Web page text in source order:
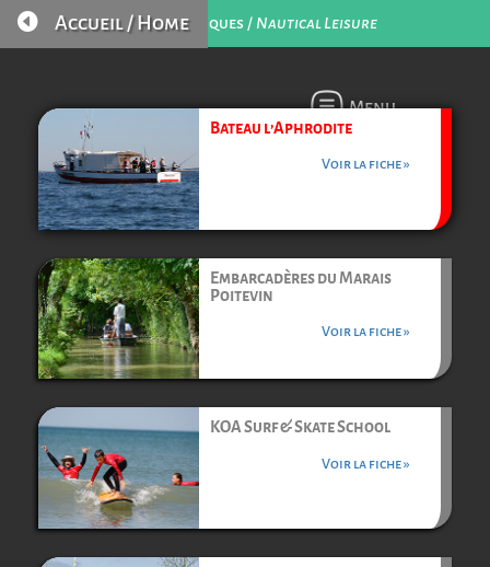
Loisirs Nautiques / Nautical Leisure
 Accueil / Home
Menu
Bateau l’Aphrodite
Voir la fiche »
Embarcadères du Marais
Poitevin
Voir la fiche »
KOA Surf & Skate School
Voir la fiche »